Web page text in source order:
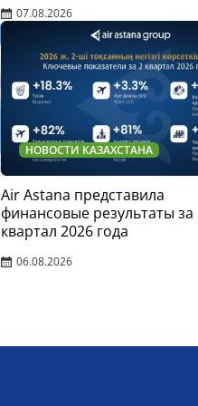
07.08.2026
НОВОСТИ КАЗАХСТАНА
Air Astana представила
финансовые результаты за
квартал 2026 года
06.08.2026